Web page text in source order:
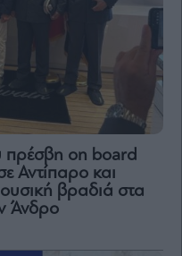
πρέσβη on board
Αντίπαρο και
βραδιά στα
Άνδρο